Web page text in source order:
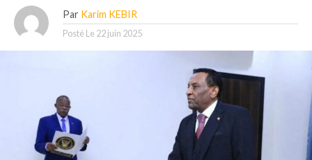
Par Karim KEBIR
Posté Le 22 juin 2025